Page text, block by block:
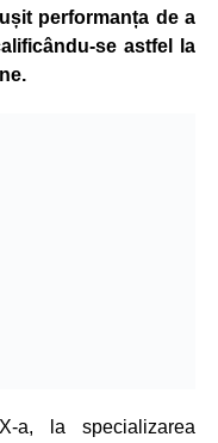
performanța de a
se astfel la
la specializarea